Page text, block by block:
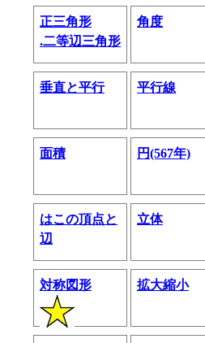
正三角形
.二等辺三角形
角度
垂直と平行 平行線
面積 円(567年)
はこの頂点と
辺
立体
対称図形 拡大縮小